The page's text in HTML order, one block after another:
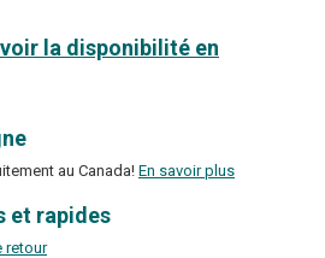
la disponibilité en
au Canada! En savoir plus
et rapides
retour